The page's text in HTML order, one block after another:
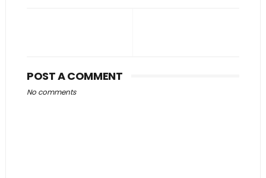
POST A COMMENT
No comments